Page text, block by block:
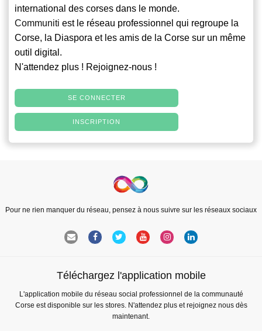
international des corses dans le monde.
Communiti est le réseau professionnel qui regroupe la
Corse, la Diaspora et les amis de la Corse sur un même
outil digital.
N'attendez plus ! Rejoignez-nous !
SE CONNECTER
INSCRIPTION
Pour ne rien manquer du réseau, pensez à nous suivre sur les réseaux sociaux
Téléchargez l'application mobile
L'application mobile du réseau social professionnel de la communauté
Corse est disponible sur les stores. N'attendez plus et rejoignez nous dès
maintenant.